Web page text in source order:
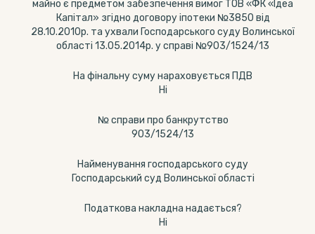
майно є предметом забезпечення вимог ТОВ «ФК «Ідеа
Капітал» згідно договору іпотеки №3850 від
28.10.2010р. та ухвали Господарського суду Волинської
області 13.05.2014р. у справі №903/1524/13
На фінальну суму нараховується ПДВ
Ні
№ справи про банкрутство
903/1524/13
Найменування господарського суду
Господарський суд Волинської області
Податкова накладна надається?
Ні